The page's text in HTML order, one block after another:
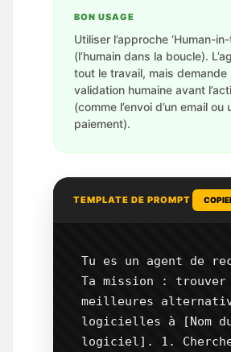
BON USAGE
Utiliser l’approche ‘Human-
(l’humain dans la boucle).
tout le travail, mais demande
validation humaine avant
(comme l’envoi d’un email ou
paiement).
TEMPLATE DE PROMPT
Tu es un agent de
Ta mission :
meilleures
logicielles à [Nom
logiciel]. 1.